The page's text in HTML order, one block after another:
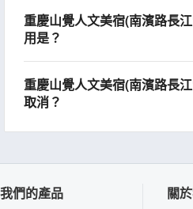
重慶山覺人文美宿(南濱路長
用是？
重慶山覺人文美宿(南濱路長
取消？
我們的產品 關